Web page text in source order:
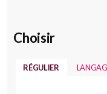
Choisir
RÉGULIER